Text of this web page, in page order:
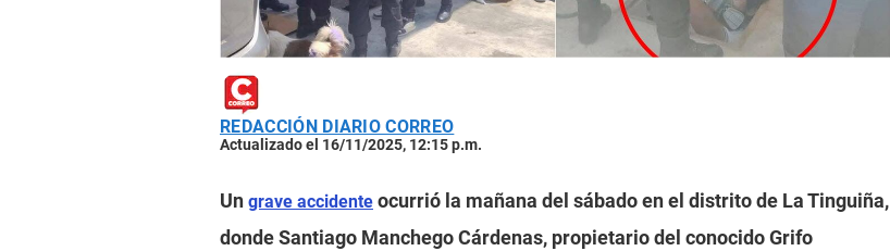
REDACCIÓN DIARIO CORREO
Actualizado el 16/11/2025, 12:15 p.m.
Un grave accidente ocurrió la mañana del sábado en el distrito de La Tinguiña,
donde Santiago Manchego Cárdenas, propietario del conocido Grifo